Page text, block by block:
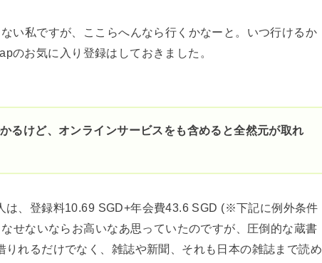
い私ですが、ここらへんなら行くかなーと。いつ行けるか
のお気に入り登録はしておきました。
るけど、オンラインサービスをも含めると全然元が取れ
は、登録料10.69 SGD+年会費43.6 SGD (※下記に例外条件
せないならお高いなあ思っていたのですが、圧倒的な蔵書
れるだけでなく、雑誌や新聞、それも日本の雑誌まで読め